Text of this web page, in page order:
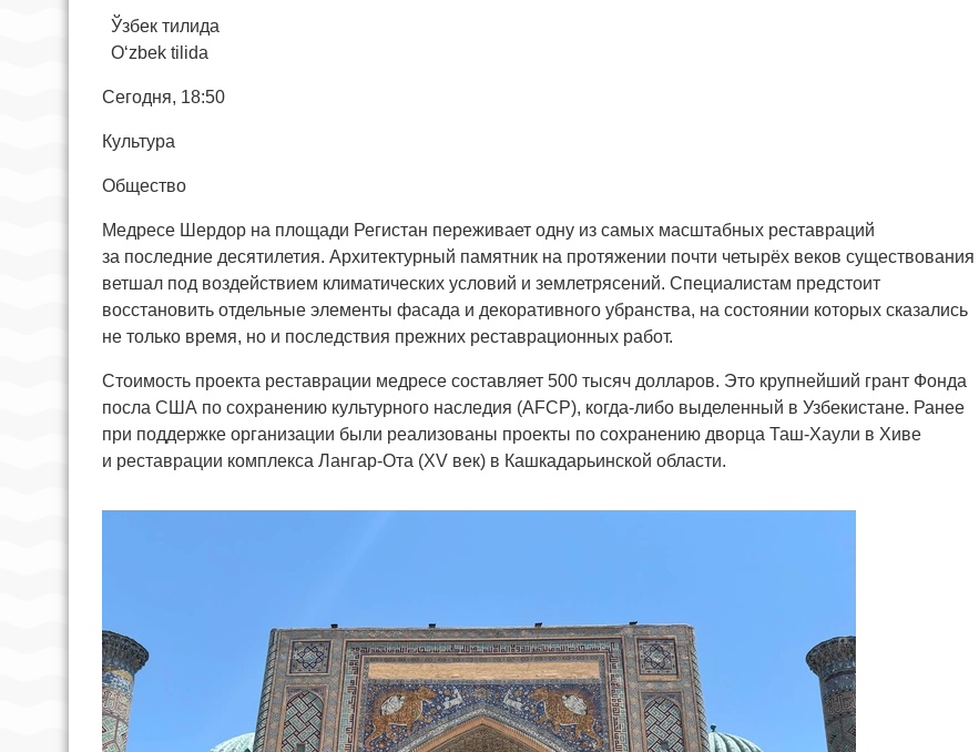
Ўзбек тилида
O‘zbek tilida
Сегодня, 18:50
Культура
Общество
Медресе Шердор на площади Регистан переживает одну из самых масштабных реставраций
за последние десятилетия. Архитектурный памятник на протяжении почти четырёх веков существования
ветшал под воздействием климатических условий и землетрясений. Специалистам предстоит
восстановить отдельные элементы фасада и декоративного убранства, на состоянии которых сказались
не только время, но и последствия прежних реставрационных работ.
Стоимость проекта реставрации медресе составляет 500 тысяч долларов. Это крупнейший грант Фонда
посла США по сохранению культурного наследия (AFCP), когда-либо выделенный в Узбекистане. Ранее
при поддержке организации были реализованы проекты по сохранению дворца Таш-Хаули в Хиве
и реставрации комплекса Лангар-Ота (XV век) в Кашкадарьинской области.